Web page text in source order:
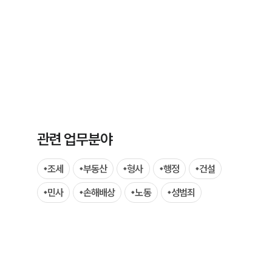
그룹소개
대륜의 강점
오시는 길
관련 업무분야
조세 부동산 형사 행정
건설
민사
손해배상 노동 성범죄